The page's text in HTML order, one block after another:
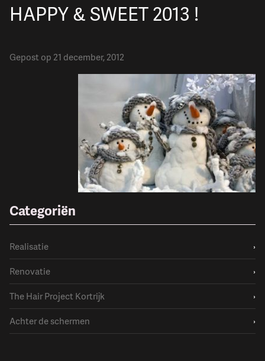
HAPPY & SWEET 2013 !
Gepost op 21 december, 2012
Categoriën
Realisatie
›
Renovatie
›
The Hair Project Kortrijk
›
Achter de schermen
›